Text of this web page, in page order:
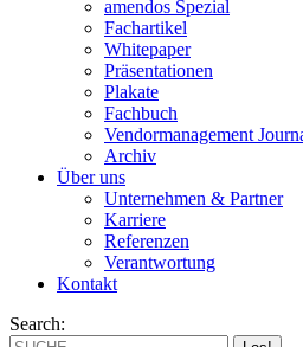
amendos Spezial
Fachartikel
Whitepaper
Präsentationen
Plakate
Fachbuch
Vendormanagement
Archiv
Über uns
Unternehmen & Partner
Karriere
Referenzen
Verantwortung
Kontakt
Search: